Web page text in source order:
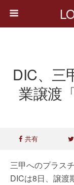
DIC、三
業譲渡
共有
三甲へのプラス
DICは8日、譲渡